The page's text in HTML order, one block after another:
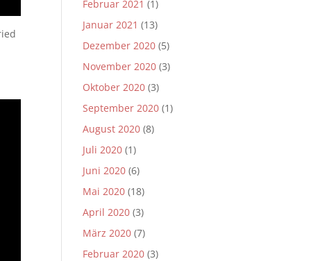
Februar 2021 (1)
Januar 2021 (13)
Dezember 2020 (5)
November 2020 (3)
Oktober 2020 (3)
September 2020 (1)
August 2020 (8)
Juli 2020 (1)
Juni 2020 (6)
Mai 2020 (18)
April 2020 (3)
März 2020 (7)
Februar 2020 (3)